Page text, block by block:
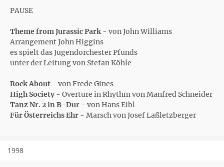
PAUSE
Theme from Jurassic Park - von John Williams
Arrangement John Higgins
es spielt das Jugendorchester Pfunds
unter der Leitung von Stefan Köhle
Rock About - von Frede Gines
High Society- Overture in Rhythm von Manfred Schneider
Tanz Nr. 2 in B-Dur - von Hans Eibl
Für Österreichs Ehr - Marsch von Josef Laßletzberger
1998